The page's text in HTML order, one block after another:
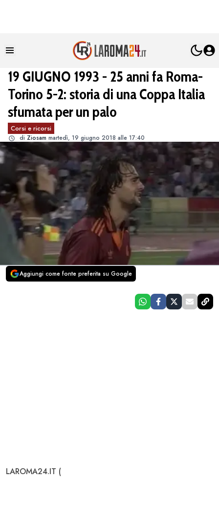
19 GIUGNO 1993 - 25 anni fa Roma-
Torino 5-2: storia di una Coppa Italia
sfumata per un palo
Corsi e ricorsi
di Ziosam martedì, 19 giugno 2018 alle 17:40
Aggiungi come fonte preferita su Google
LAROMA24.IT (